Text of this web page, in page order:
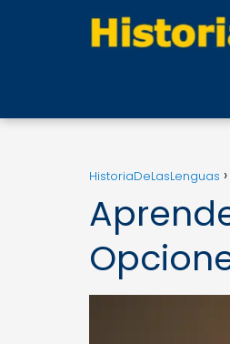
HistoriaDeLasLenguas